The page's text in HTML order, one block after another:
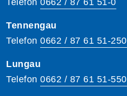
Tennengau
Telefon 0662 / 87 61 51-250
Lungau
Telefon 0662 / 87 61 51-550